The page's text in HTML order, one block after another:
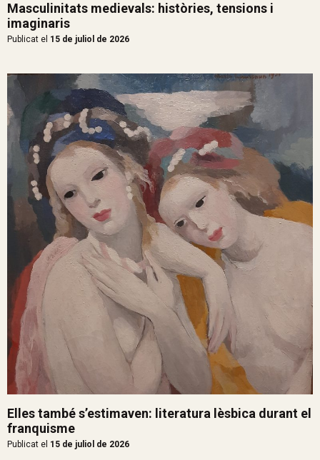
Masculinitats medievals: històries, tensions i
imaginaris
Publicat el 15 de juliol de 2026
Elles també s’estimaven: literatura lèsbica durant el
franquisme
Publicat el 15 de juliol de 2026